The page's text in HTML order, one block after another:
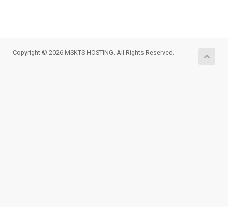
Copyright © 2026 MSKTS HOSTING. All Rights Reserved.